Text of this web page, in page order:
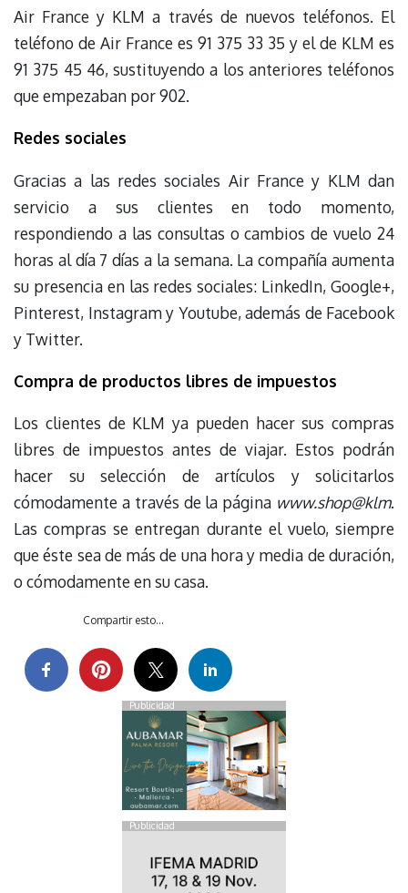
Air France y KLM a través de nuevos teléfonos. El
teléfono de Air France es 91 375 33 35 y el de KLM es
91 375 45 46, sustituyendo a los anteriores teléfonos
que empezaban por 902.
Redes sociales
Gracias a las redes sociales Air France y KLM dan
servicio a sus clientes en todo momento,
respondiendo a las consultas o cambios de vuelo 24
horas al día 7 días a la semana. La compañía aumenta
su presencia en las redes sociales: LinkedIn, Google+,
Pinterest, Instagram y Youtube, además de Facebook
y Twitter.
Compra de productos libres de impuestos
Los clientes de KLM ya pueden hacer sus compras
libres de impuestos antes de viajar. Estos podrán
hacer su selección de artículos y solicitarlos
cómodamente a través de la página www.shop@klm.
Las compras se entregan durante el vuelo, siempre
que éste sea de más de una hora y media de duración,
o cómodamente en su casa.
Compartir esto...
Publicidad
Publicidad